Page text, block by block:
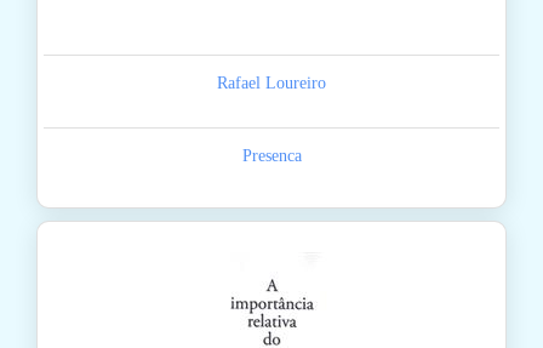
Rafael Loureiro
Presenca